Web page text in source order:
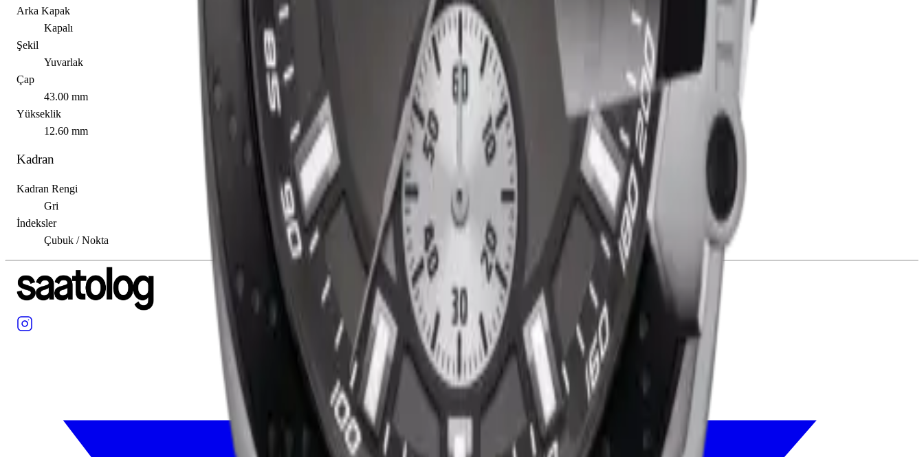
Arka Kapak
Kapalı
Şekil
Yuvarlak
Çap
43.00 mm
Yükseklik
12.60 mm
Kadran
Kadran Rengi
Gri
İndeksler
Çubuk / Nokta